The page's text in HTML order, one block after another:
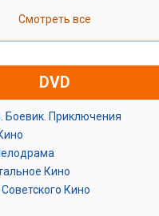
Смотреть все
DVD
Боевик. Приключения
Кино
Кино